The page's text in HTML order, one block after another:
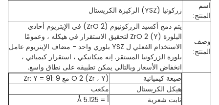
اسم
المنتج:
زركونيا (YSZ) الركيزة الكريستال
وصف
المنتج:
يتم دمج أكسيد الزركونيوم (ZrO 2) في الإيتريوم أحادي
البلورة ZrO 2 (Y) لتحقيق الاستقرار في هيكله ، وعمومًا
الاستخدام الفعلي ل YSZ بلوري واحد - مضاف الإيتريوم عامل
بلورة الزركونيا المستقر. إنه ميكانيكي ، استقرار كيميائي ،
انخفاض الأسعار وبالتالي يمكن تطبيقه على نطاق واسع.
صيغة كيميائية
(Zr ، Y) O 2 مع Zr: Y = 91: 9
هيكل الكريستال
مكعب
ثابت شعرية
أ = 5.125 Å